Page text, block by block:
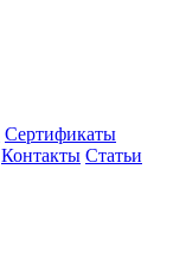
Сертификаты
Контакты Статьи